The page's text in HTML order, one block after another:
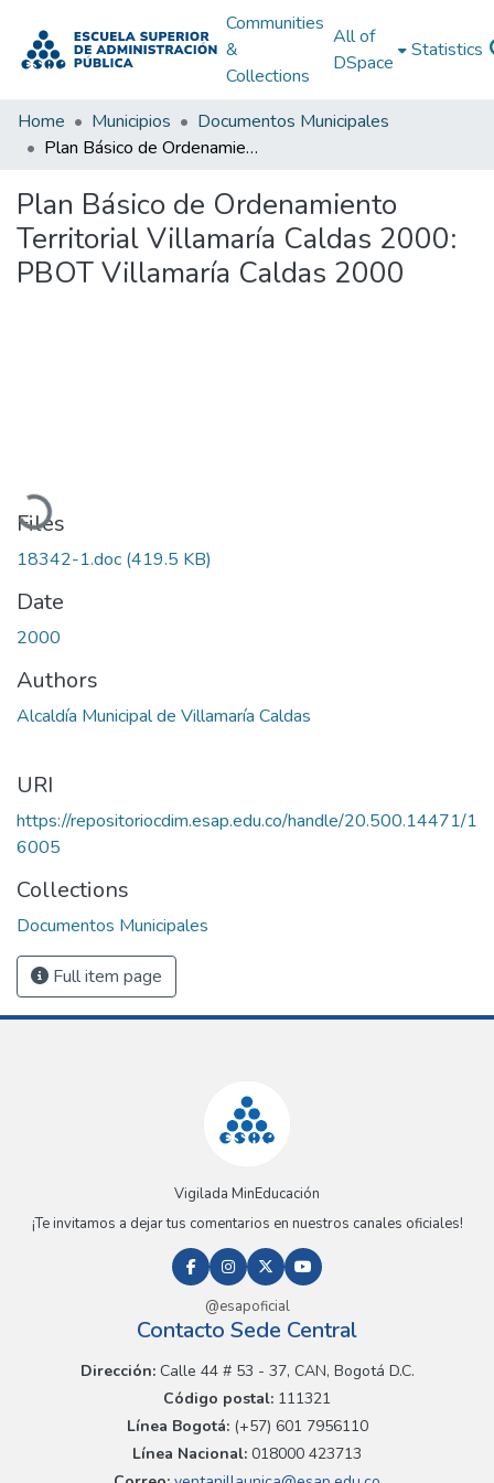
Communities
&
Collections
All of
DSpace
Statistics
Home Municipios
Documentos Municipales
Plan Básico de Ordenamiento Territorial Villamaría Caldas 2000: PBOT Villamaría Caldas 2000
Plan Básico de Ordenamiento
Territorial Villamaría Caldas 2000:
PBOT Villamaría Caldas 2000
Loading...
Files
18342-1.doc (419.5 KB)
Date
2000
Authors
Alcaldía Municipal de Villamaría Caldas
URI
https://repositoriocdim.esap.edu.co/handle/20.500.14471/1
6005
Collections
Documentos Municipales
Full item page
Vigilada MinEducación
¡Te invitamos a dejar tus comentarios en nuestros canales oficiales!
@esapoficial
Contacto Sede Central
Dirección:Calle 44 # 53 - 37, CAN, Bogotá D.C.
Código postal: 111321
Línea Bogotá:(+57) 601 7956110
Línea Nacional: 018000 423713